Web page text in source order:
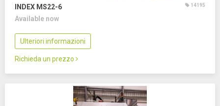
INDEX MS22-6 14195
Available now
Ulteriori informazioni
Richieda un prezzo